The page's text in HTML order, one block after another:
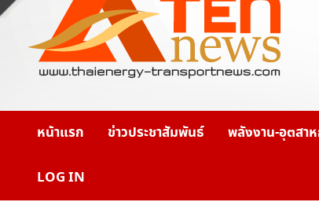
www.ten-
หน้าแรก ข่าวประชาสัมพันธ์ พลังงาน-อุตสา
LOG IN